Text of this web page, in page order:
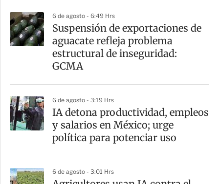
a
r
t
6 de agosto - 6:49 Hrs
Suspensión de exportaciones de
aguacate refleja problema
estructural de inseguridad:
GCMA
6 de agosto - 3:19 Hrs
IA detona productividad, empleos
y salarios en México; urge
política para potenciar uso
6 de agosto - 3:01 Hrs